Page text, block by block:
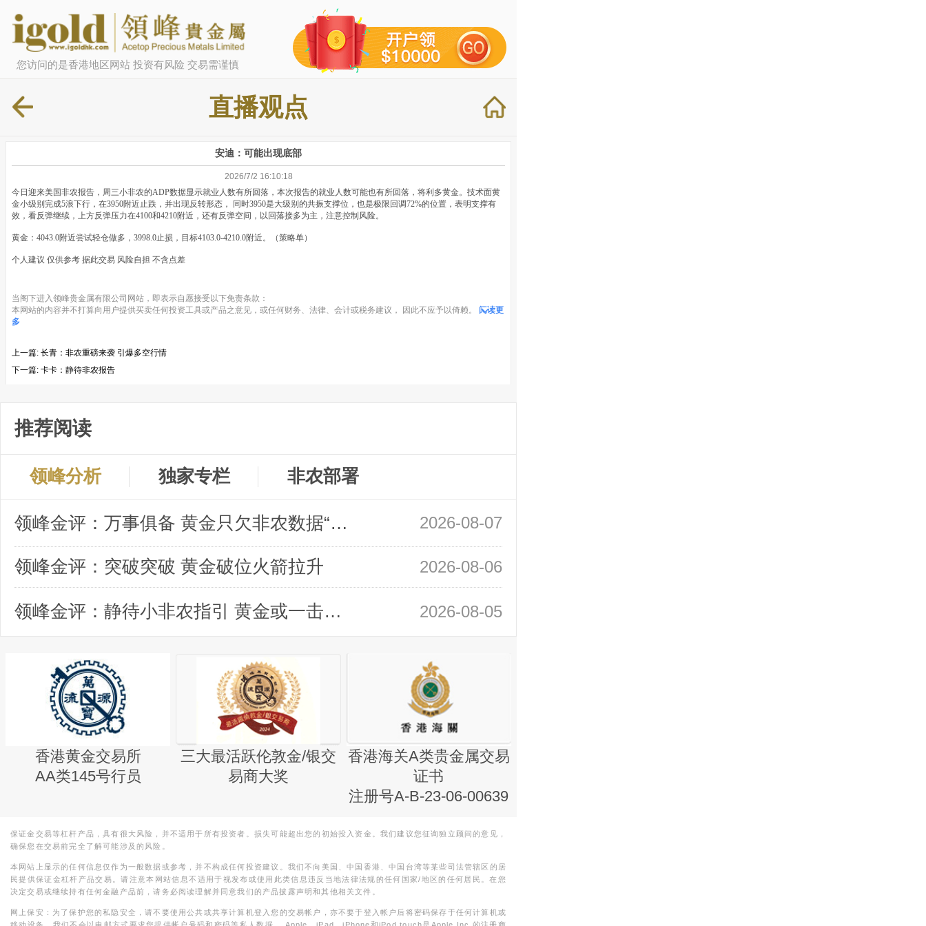
您访问的是香港地区网站 投资有风险 交易需谨慎
直播观点
安迪：可能出现底部
2026/7/2 16:10:18
今日迎来美国非农报告，周三小非农的ADP数据显示就业人数有所回落，本次报告的就业人数可能也有所回落，将利多黄金。技术面黄
金小级别完成5浪下行，在3950附近止跌，并出现反转形态， 同时3950是大级别的共振支撑位，也是极限回调72%的位置，表明支撑有
效，看反弹继续，上方反弹压力在4100和4210附近，还有反弹空间，以回落接多为主，注意控制风险。
黄金：4043.0附近尝试轻仓做多，3998.0止损，目标4103.0-4210.0附近。（策略单）
个人建议 仅供参考 据此交易 风险自担 不含点差
当阁下进入领峰贵金属有限公司网站，即表示自愿接受以下免责条款：
本网站的内容并不打算向用户提供买卖任何投资工具或产品之意见，或任何财务、法律、会计或税务建议， 因此不应予以倚赖。
阅读更
多
上一篇: 长青：非农重磅来袭 引爆多空行情
下一篇: 卡卡：静待非农报告
推荐阅读
领峰分析 独家专栏 非农部署
领峰金评：万事俱备 黄金只欠非农数据“东风” 2026-08-07
领峰金评：突破突破 黄金破位火箭拉升 2026-08-06
领峰金评：静待小非农指引 黄金或一击破局 2026-08-05
香港黄金交易所
AA类145号行员
三大最活跃伦敦金/银交
易商大奖
香港海关A类贵金属交易
证书
注册号A-B-23-06-00639
保证金交易等杠杆产品，具有很大风险，并不适用于所有投资者。损失可能超出您的初始投入资金。我们建议您征询独立顾问的意见，
确保您在交易前完全了解可能涉及的风险。
本网站上显示的任何信息仅作为一般数据或参考，并不构成任何投资建议。我们不向美国、中国香港、中国台湾等某些司法管辖区的居
民提供保证金杠杆产品交易。请注意本网站信息不适用于视发布或使用此类信息违反当地法律法规的任何国家/地区的任何居民。在您
决定交易或继续持有任何金融产品前，请务必阅读理解并同意我们的产品披露声明和其他相关文件。
网上保安：为了保护您的私隐安全，请不要使用公共或共享计算机登入您的交易帐户，亦不要于登入帐户后将密码保存于任何计算机或